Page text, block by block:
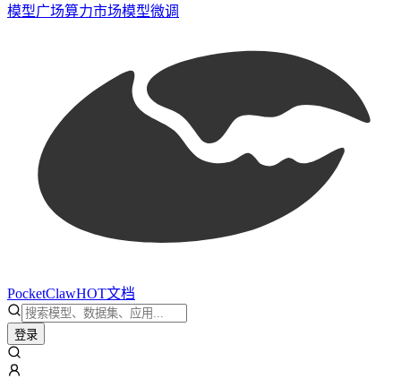
模型广场算力市场模型微调
PocketClawHOT文档
登录